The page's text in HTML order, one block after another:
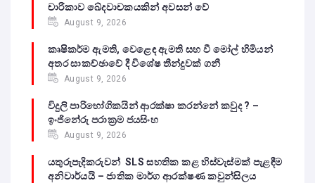
චාරිකාව ඛේදවාචකයකින් අවසන් වේ‍
August 9, 2026
කෘෂිකර්ම ඇමති, වෙළෙඳ ඇමති සහ වී මෝල් හිමියන්
අතර සාකච්ඡාවේ දී විශේෂ තීන්දුවක් ගනී
August 9, 2026
විදුලි පාරිභෝගිකයින් ආරක්ෂා කරන්නේ කවුද ? –
ඉංජිනේරු පරාක්‍රම ජයසිංහ
August 9, 2026
යතුරුපැදිකරුවන් SLS සහතික කළ හිස්වැස්මක් පැළඳීම
අනිවාර්යයි – ජාතික මාර්ග ආරක්ෂණ කවුන්සිලය